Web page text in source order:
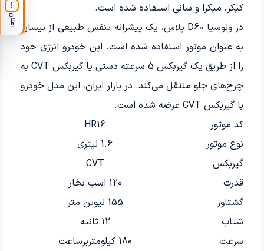
کیکز، میکرا و سانی استفاده شده است.
در ونوسیا D60 پلاس، یک پیشرانه تنفس طبیعی از نیسان
به عنوان موتور استفاده شده است. این خودرو انرژی خود
را از طریق یک گیربکس 5 سرعته دستی یا گیربکس CVT به
چرخ‌های جلو منتقل می‌کند. در بازار ایران، این مدل خودرو
با گیربکس CVT عرضه شده است.
کد موتور
HR16
نوع موتور
1.6 لیتری
گیربکس
CVT
قدرت
120 اسب بخار
گشتاور
155 نیوتن متر
شتاب
12 ثانیه
سرعت
180 کیلومتربرساعت
!
اعلان